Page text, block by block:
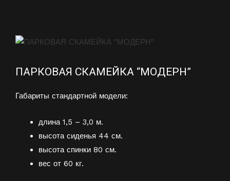
ПАРКОВАЯ СКАМЕЙКА “МОДЕРН”
Габариты стандартной модели:
длина 1,5 – 3,0 м.
высота сиденья 44 см.
высота спинки 80 см.
вес от 60 кг.